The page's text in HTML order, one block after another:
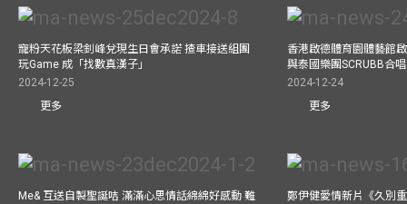
寵粉天花板梁釗峰兌現生日會承諾 揸車接送組團
玩Game 成「找數真漢子」
2024-12-25
更多
香港啟德體育園體藝館
與泰國樂團SCRUBB合
2024-12-24
更多
Me& 互送自製聖誕咭 滿滿心思情話綿綿好感動 難
鄭伊健愛情新片《久別